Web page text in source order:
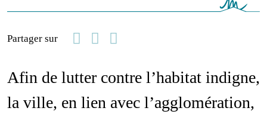
Partager sur
FacebookLinkedin
Email
Afin de lutter contre l’habitat indigne,
la ville, en lien avec l’agglomération,